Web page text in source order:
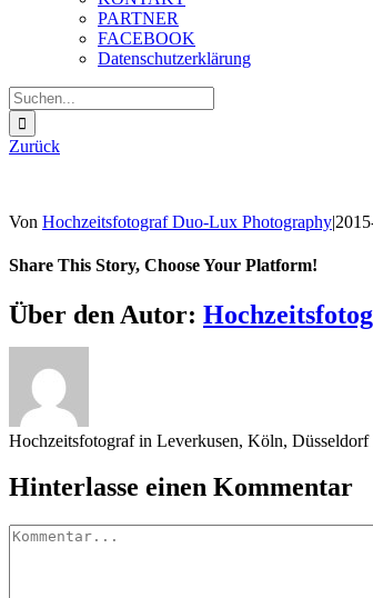
PARTNER
FACEBOOK
Datenschutzerklärung
Suche
nach:
Zurück
Von Hochzeitsfotograf Duo-Lux Photography|
Share This Story, Choose Your Platform!
Sharing_facebook
Sharing_twitter
Sharing_reddit
Über den Autor:
Hochzeitsfotograf in Leverkusen, Köln,
Hinterlasse einen Kommentar
Kommentar